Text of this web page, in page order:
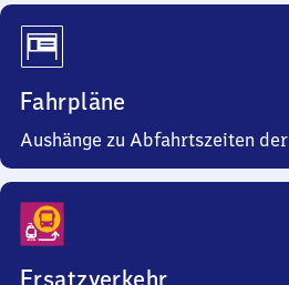
Fahrpläne
Aushänge zu Abfahrtszeiten der
Ersatzverkehr